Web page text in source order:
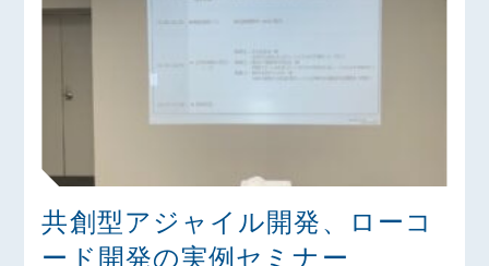
共創型アジャイル開発、ローコ
ード開発の実例セミナー